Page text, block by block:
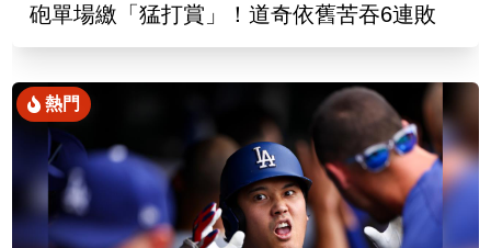
砲單場繳「猛打賞」！道奇依舊苦吞6連敗
熱門